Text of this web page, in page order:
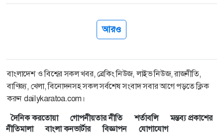
আরও
বাংলাদেশ ও বিশ্বের সকল খবর, ব্রেকিং নিউজ, লাইভ নিউজ, রাজনীতি,
বাণিজ্য, খেলা, বিনোদনসহ সকল সর্বশেষ সংবাদ সবার আগে পড়তে ক্লিক
করুন dailykaratoa.com।
দৈনিক করতোয়া
গোপনীয়তার নীতি শর্তাবলি
মন্তব্য প্রকাশের
নীতিমালা
বাংলা কনভার্টার বিজ্ঞাপন যোগাযোগ